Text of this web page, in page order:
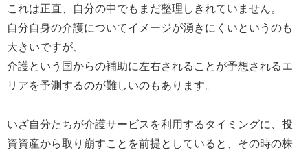
これは正直、自分の中でもまだ整理しきれていません。
自分自身の介護についてイメージが湧きにくいというのも
大きいですが、
介護という国からの補助に左右されることが予想されるエ
リアを予測するのが難しいのもあります。
いざ自分たちが介護サービスを利用するタイミングに、投
資資産から取り崩すことを前提としていると、その時の株